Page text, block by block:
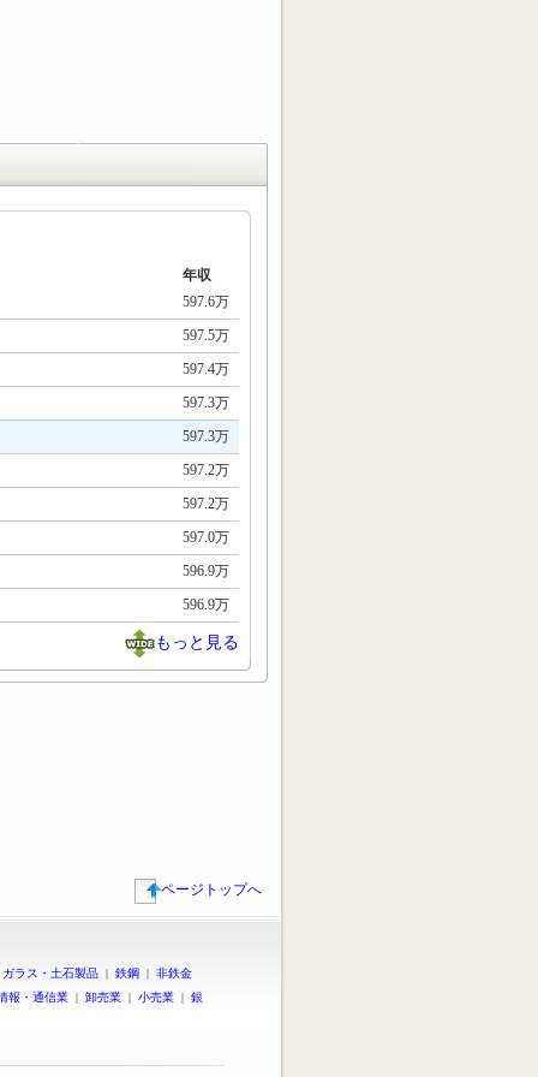
年収
597.6万
597.5万
597.4万
597.3万
597.3万
597.2万
597.2万
597.0万
596.9万
596.9万
もっと見る
ページトップへ
ガラス・土石製品 | 鉄鋼 | 非鉄金
報・通信業 | 卸売業 | 小売業 | 銀